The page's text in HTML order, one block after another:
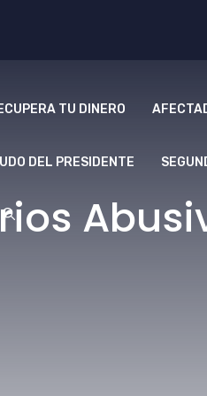
TU DINERO
DEL PRESIDENTE